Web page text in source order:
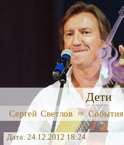
Дети
Сергей Светлов ≈События
Дата: 24.12.2012 18:24